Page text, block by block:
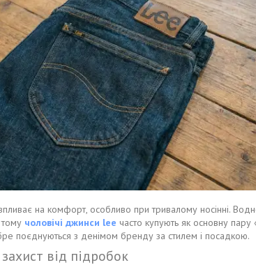
на комфорт, особливо при тривалому носінні.
чоловічі джинси lee часто купують як основну
поєднуються з денімом бренду за стилем і посадкою.
від підробок